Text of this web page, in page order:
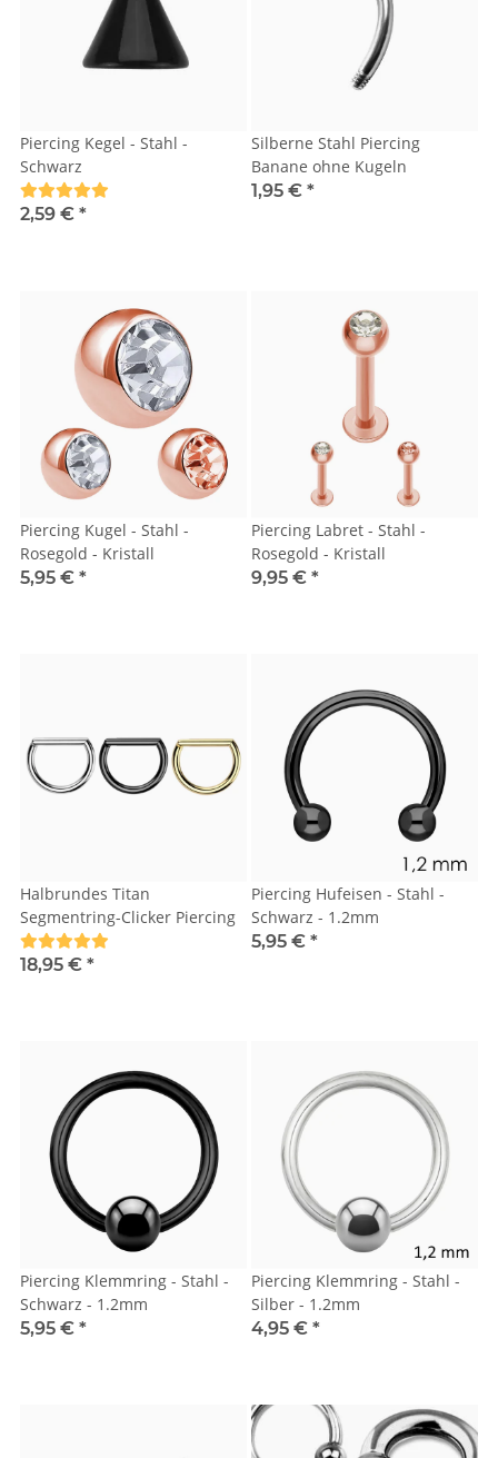
Piercing Kegel - Stahl -
Schwarz
2,59 € *
Silberne Stahl Piercing
Banane ohne Kugeln
1,95 € *
Piercing Kugel - Stahl -
Rosegold - Kristall
5,95 € *
Piercing Labret - Stahl -
Rosegold - Kristall
9,95 € *
Halbrundes Titan
Segmentring-Clicker Piercing
18,95 € *
Piercing Hufeisen - Stahl -
Schwarz - 1.2mm
5,95 € *
Piercing Klemmring - Stahl -
Schwarz - 1.2mm
5,95 € *
Piercing Klemmring - Stahl -
Silber - 1.2mm
4,95 € *